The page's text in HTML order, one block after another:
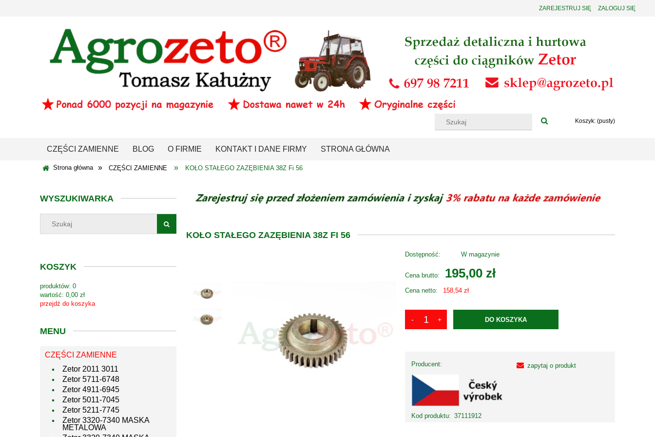
ZAREJESTRUJ SIĘ ZALOGUJ SIĘ
Koszyk: (pusty)
CZĘŚCI ZAMIENNE BLOG O FIRMIE KONTAKT I DANE FIRMY STRONA GŁÓWNA
Strona główna » CZĘŚCI ZAMIENNE » KOŁO STAŁEGO ZAZĘBIENIA 38Z Fi 56
WYSZUKIWARKA
KOSZYK
produktów: 0
wartość: 0,00 zł
przejdź do koszyka
MENU
CZĘŚCI ZAMIENNE
Zetor 2011 3011
Zetor 5711-6748
Zetor 4911-6945
Zetor 5011-7045
Zetor 5211-7745
Zetor 3320-7340 MASKA
METALOWA
KOŁO STAŁEGO ZAZĘBIENIA 38Z FI 56
Dostępność: W magazynie
Cena brutto: 195,00 zł
Cena netto: 158,54 zł
DO KOSZYKA
Producent:
Kod produktu: 37111912
zapytaj o produkt